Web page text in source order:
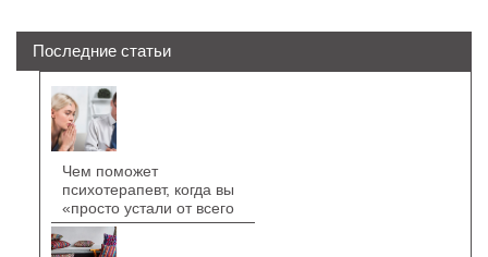
Последние статьи
Чем поможет
психотерапевт, когда вы
«просто устали от всего